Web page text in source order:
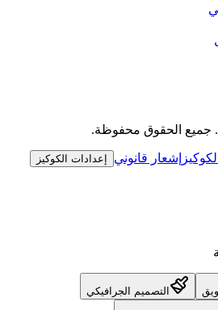
جميع الحقوق محفوظة.
إشعار قانوني إعدادات الكوكيز
التصميم الجرافيكي